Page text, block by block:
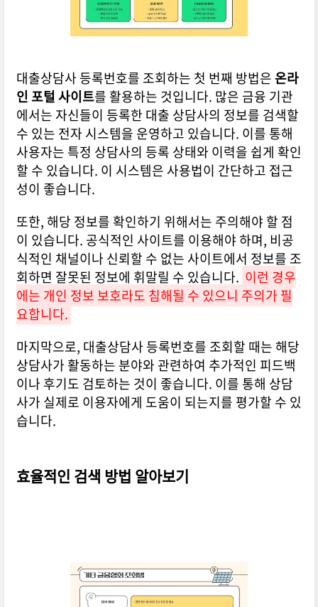
대출상담사 등록번호를 조회하는 첫 번째 방법은 온라
인 포털 사이트를 활용하는 것입니다. 많은 금융 기관
에서는 자신들이 등록한 대출 상담사의 정보를 검색할
수 있는 전자 시스템을 운영하고 있습니다. 이를 통해
사용자는 특정 상담사의 등록 상태와 이력을 쉽게 확인
할 수 있습니다. 이 시스템은 사용법이 간단하고 접근
성이 좋습니다.
또한, 해당 정보를 확인하기 위해서는 주의해야 할 점
이 있습니다. 공식적인 사이트를 이용해야 하며, 비공
식적인 채널이나 신뢰할 수 없는 사이트에서 정보를 조
회하면 잘못된 정보에 휘말릴 수 있습니다. 이런 경우
에는 개인 정보 보호라도 침해될 수 있으니 주의가 필
요합니다.
마지막으로, 대출상담사 등록번호를 조회할 때는 해당
상담사가 활동하는 분야와 관련하여 추가적인 피드백
이나 후기도 검토하는 것이 좋습니다. 이를 통해 상담
사가 실제로 이용자에게 도움이 되는지를 평가할 수 있
습니다.
효율적인 검색 방법 알아보기